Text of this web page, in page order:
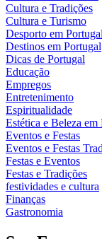
Cultura e Tradições
Cultura e Turismo
Desporto em Portugal
Destinos em Portugal
Dicas de Portugal
Educação
Empregos
Entretenimento
Espiritualidade
Estética e Beleza em
Eventos e Festas
Eventos e Festas
Festas e Eventos
Festas e Tradições
festividades e cultura
Finanças
Gastronomia